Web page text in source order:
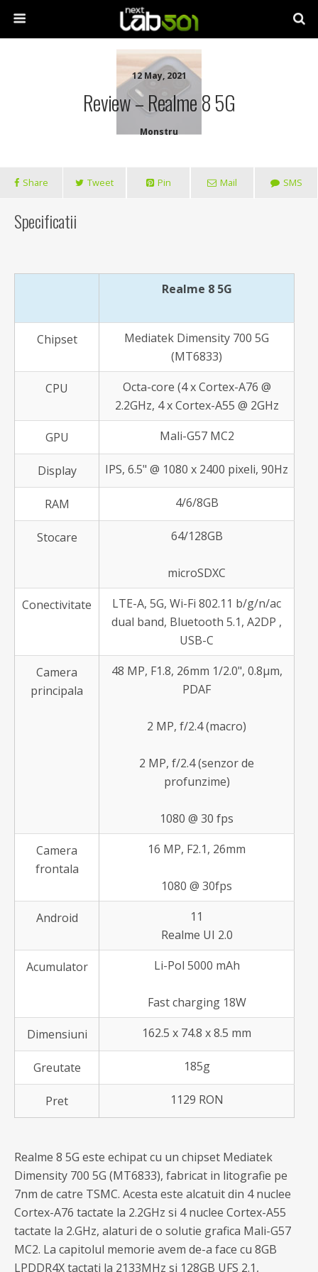
12 May, 2021
Review – Realme 8 5G
Monstru
Share Tweet Pin Mail SMS
Specificatii
Realme 8 5G
Chipset
Mediatek Dimensity 700 5G
(MT6833)
CPU
Octa-core (4 x Cortex-A76 @
2.2GHz, 4 x Cortex-A55 @ 2GHz
GPU Mali-G57 MC2
Display IPS, 6.5" @ 1080 x 2400 pixeli, 90Hz
RAM 4/6/8GB
Stocare 64/128GB
microSDXC
Conectivitate
LTE-A, 5G, Wi-Fi 802.11 b/g/n/ac
dual band, Bluetooth 5.1, A2DP ,
USB-C
Camera
principala
48 MP, F1.8, 26mm 1/2.0", 0.8µm,
PDAF
2 MP, f/2.4 (macro)
2 MP, f/2.4 (senzor de
profunzime)
1080 @ 30 fps
Camera
frontala
16 MP, F2.1, 26mm
1080 @ 30fps
Android
11
Realme UI 2.0
Acumulator Li-Pol 5000 mAh
Fast charging 18W
Dimensiuni 162.5 x 74.8 x 8.5 mm
Greutate 185g
Pret 1129 RON
Realme 8 5G este echipat cu un chipset Mediatek
Dimensity 700 5G (MT6833), fabricat in litografie pe
7nm de catre TSMC. Acesta este alcatuit din 4 nuclee
Cortex-A76 tactate la 2.2GHz si 4 nuclee Cortex-A55
tactate la 2.GHz, alaturi de o solutie grafica Mali-G57
MC2. La capitolul memorie avem de-a face cu 8GB
LPDDR4X tactati la 2133MHz si 128GB UFS 2.1,